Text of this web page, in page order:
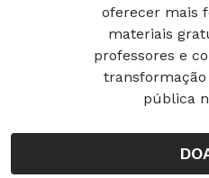
oferecer mais
materiais
professores e
pública